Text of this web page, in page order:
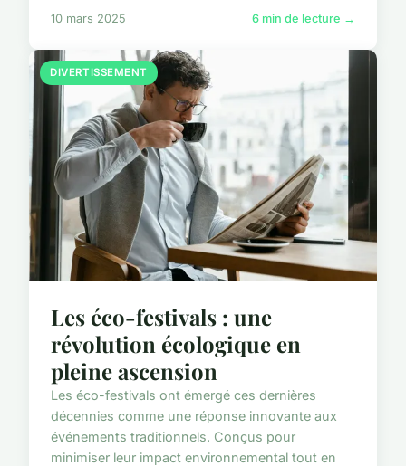
10 mars 2025 6 min de lecture →
DIVERTISSEMENT
Les éco-festivals : une
révolution écologique en
pleine ascension
Les éco-festivals ont émergé ces dernières
décennies comme une réponse innovante aux
événements traditionnels. Conçus pour
minimiser leur impact environnemental tout en